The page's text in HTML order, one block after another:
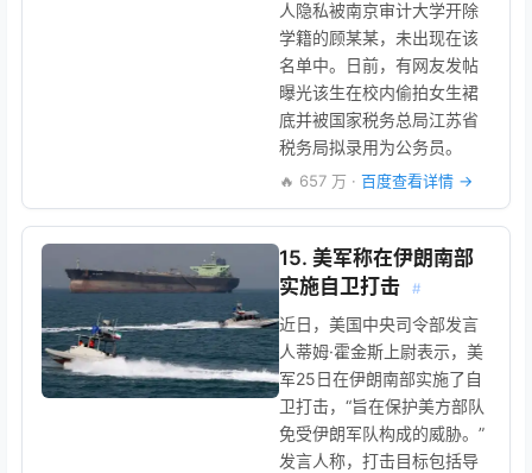
人隐私被南京审计大学开除
学籍的顾某某，未出现在该
名单中。日前，有网友发帖
曝光该生在校内偷拍女生裙
底并被国家税务总局江苏省
税务局拟录用为公务员。
🔥 657 万 · 百度查看详情 →
15. 美军称在伊朗南部
实施自卫打击
#
近日，美国中央司令部发言
人蒂姆·霍金斯上尉表示，美
军25日在伊朗南部实施了自
卫打击，“旨在保护美方部队
免受伊朗军队构成的威胁。”
发言人称，打击目标包括导